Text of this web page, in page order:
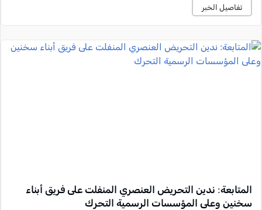
تفاصيل الخبر
المتابعة: ندين التحريض العنصري المنفلت على فريق أبناء
سخنين وعلى المؤسسات الرسمية التحرك